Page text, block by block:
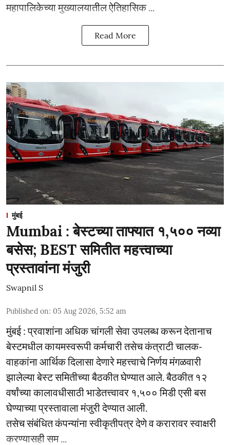
महापालिकेच्या मुख्यालयातील ऐतिहासिक ...
Read More
मुंबई
Mumbai : बेस्टच्या ताफ्यात १,५०० नव्या
बसेस; BEST समितीत महत्त्वाच्या
प्रस्तावांना मंजुरी
Swapnil S
Published on: 05 Aug 2026, 5:52 am
मुंबई : प्रवाशांना अधिक चांगली सेवा उपलब्ध करून देतानाच
बेस्टमधील कायमस्वरूपी कर्मचारी तसेच कंत्राटी चालक-
वाहकांना आर्थिक दिलासा देणारे महत्त्वाचे निर्णय मंगळवारी
झालेल्या बेस्ट समितीच्या बैठकीत घेण्यात आले. बैठकीत १२
वर्षांच्या कालावधीसाठी भाडेतत्त्वावर १,५०० मिडी एसी बस
घेण्याच्या प्रस्तावाला मंजुरी देण्यात आली.
तसेच संबंधित कंपन्यांना स्वीकृतीपत्र देणे व करारावर स्वाक्षरी
करण्यासही सम ...